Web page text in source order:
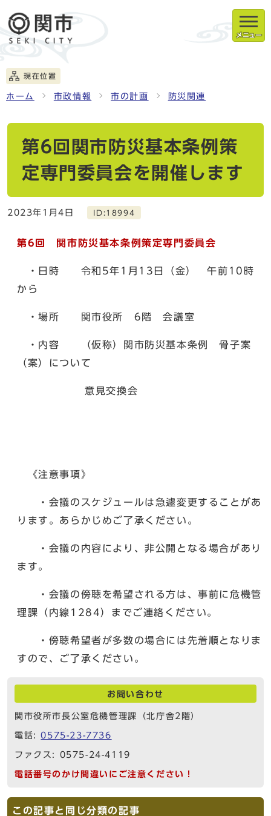
メニュー
現在位置
ホーム 市政情報 市の計画 防災関連
第6回関市防災基本条例策
定専門委員会を開催します
2023年1月4日 ID:18994
第6回 関市防災基本条例策定専門委員会
・日時 令和5年1月13日（金） 午前10時
から
・場所 関市役所 6階 会議室
・内容 （仮称）関市防災基本条例 骨子案
（案）について
意見交換会
《注意事項》
・会議のスケジュールは急遽変更することがあ
ります。あらかじめご了承ください。
・会議の内容により、非公開となる場合があり
ます。
・会議の傍聴を希望される方は、事前に危機管
理課（内線1284）までご連絡ください。
・傍聴希望者が多数の場合には先着順となりま
すので、ご了承ください。
お問い合わせ
関市役所市長公室危機管理課（北庁舎2階）
電話:0575-23-7736
ファクス: 0575-24-4119
電話番号のかけ間違いにご注意ください！
この記事と同じ分類の記事